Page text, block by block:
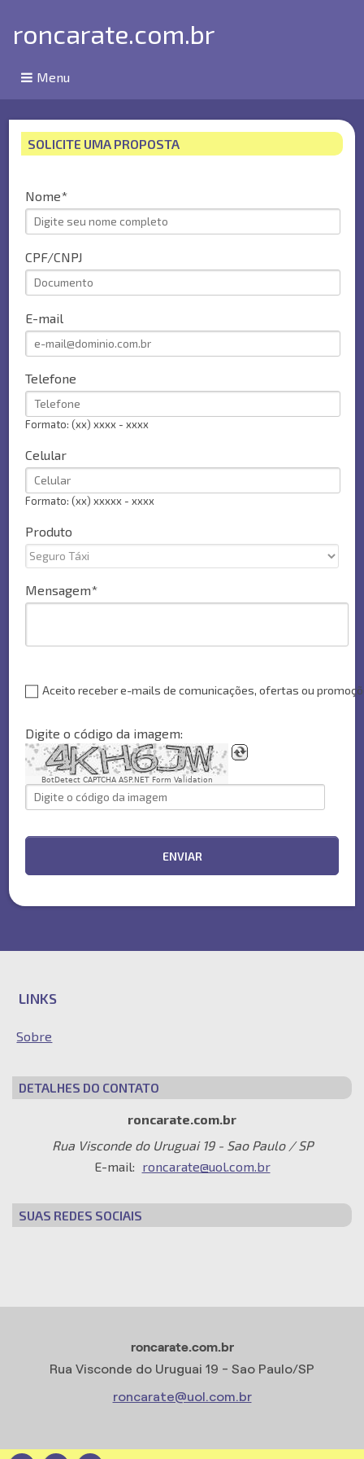
roncarate.com.br
Menu
SOLICITE UMA PROPOSTA
Nome
CPF/CNPJ
E-mail
Telefone
Formato: (xx) xxxx - xxxx
Celular
Formato: (xx) xxxxx - xxxx
Produto
Mensagem
Aceito receber e-mails de comunicações, ofertas ou
Digite o código da imagem:
BotDetect CAPTCHA ASP.NET Form Validation
ENVIAR
LINKS
Sobre
DETALHES DO CONTATO
roncarate.com.br
Rua Visconde do Uruguai 19 - Sao Paulo / SP
E-mail: roncarate@uol.com.br
SUAS REDES SOCIAIS
roncarate.com.br
Rua Visconde do Uruguai 19 - Sao Paulo/SP
roncarate@uol.com.br